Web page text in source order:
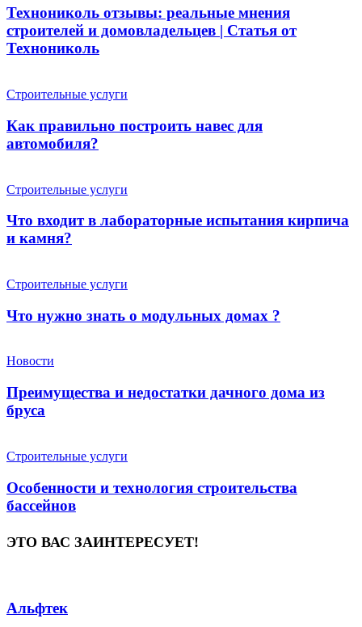
Технониколь отзывы: реальные мнения
строителей и домовладельцев | Статья от
Технониколь
Строительные услуги
Как правильно построить навес для
автомобиля?
Строительные услуги
Что входит в лабораторные испытания кирпича
и камня?
Строительные услуги
Что нужно знать о модульных домах ?
Новости
Преимущества и недостатки дачного дома из
бруса
Строительные услуги
Особенности и технология строительства
бассейнов
ЭТО ВАС ЗАИНТЕРЕСУЕТ!
Альфтек